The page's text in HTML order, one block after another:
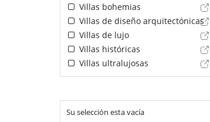
Villas bohemias
Villas de diseño arquitectónicas
Villas de lujo
Villas históricas
Villas ultralujosas
Su selección esta vacía